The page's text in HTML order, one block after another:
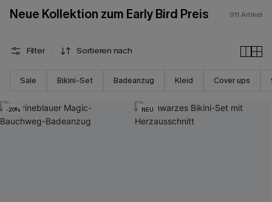
Neue Kollektion zum Early Bird Preis 911 Artikel
Filter Sortieren nach
Sale Bikini-Set Badeanzug Kleid Cover ups
-20% NEU